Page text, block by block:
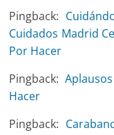
Pingback:
Cuidados Madrid
Por Hacer
Pingback:
Hacer
Pingback: